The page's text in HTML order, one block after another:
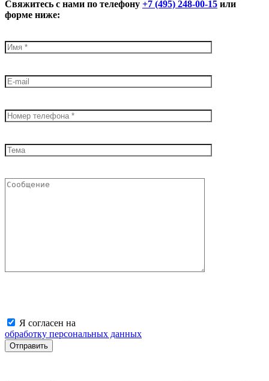
Свяжитесь с нами по телефону +7 (495) 248-00-15 или
форме ниже:
Я согласен на
обработку персональных данных